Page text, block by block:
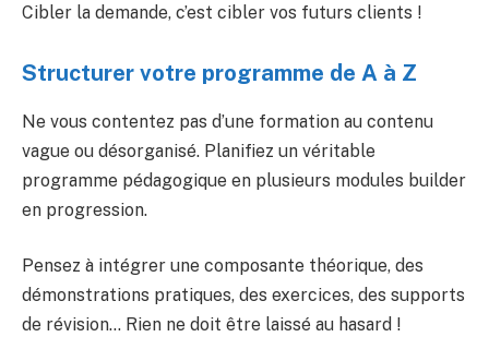
Cibler la demande, c’est cibler vos futurs clients !
Structurer votre programme de A à Z
Ne vous contentez pas d’une formation au contenu
vague ou désorganisé. Planifiez un véritable
programme pédagogique en plusieurs modules builder
en progression.
Pensez à intégrer une composante théorique, des
démonstrations pratiques, des exercices, des supports
de révision… Rien ne doit être laissé au hasard !